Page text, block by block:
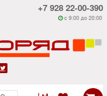
+7 928 22-00-390
 c 9:00 до 20:00
